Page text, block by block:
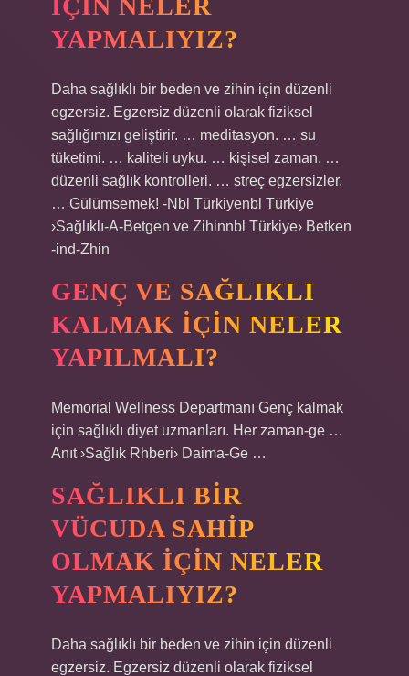
IÇIN NELER
YAPMALIYIZ?
Daha sağlıklı bir beden ve zihin için düzenli
egzersiz. Egzersiz düzenli olarak fiziksel
sağlığımızı geliştirir. … meditasyon. … su
tüketimi. … kaliteli uyku. … kişisel zaman. …
düzenli sağlık kontrolleri. … streç egzersizler.
… Gülümsemek! -Nbl Türkiyenbl Türkiye
›Sağlıklı-A-Betgen ve Zihinnbl Türkiye› Betken
-ind-Zhin
GENÇ VE SAĞLIKLI
KALMAK IÇIN NELER
YAPILMALI?
Memorial Wellness Departmanı Genç kalmak
için sağlıklı diyet uzmanları. Her zaman-ge …
Anıt ›Sağlık Rhberi› Daima-Ge …
SAĞLIKLI BIR
VÜCUDA SAHIP
OLMAK IÇIN NELER
YAPMALIYIZ?
Daha sağlıklı bir beden ve zihin için düzenli
egzersiz. Egzersiz düzenli olarak fiziksel